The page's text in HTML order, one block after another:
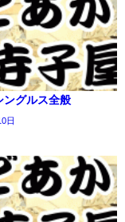
グルス全般
日